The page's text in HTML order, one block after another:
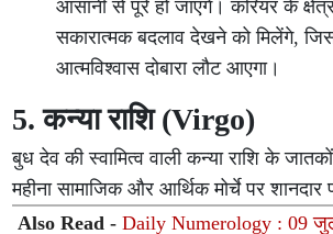
आसानी से पूरे हो जाएंगे। करियर के
सकारात्मक बदलाव देखने को मिलेंगे,
आत्मविश्वास दोबारा लौट आएगा।
5. कन्या राशि (Virgo)
बुध देव की स्वामित्‍व वाली कन्या राशि के
महीना सामाजिक और आर्थिक मोर्चे पर शानदार
Also Read -Daily Numerology : 09